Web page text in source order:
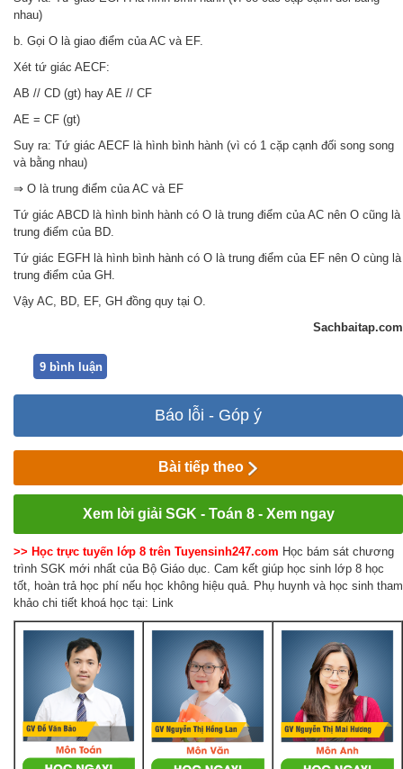
nhau)
b. Gọi O là giao điểm của AC và EF.
Xét tứ giác AECF:
AB // CD (gt) hay AE // CF
AE = CF (gt)
Suy ra: Tứ giác AECF là hình bình hành (vì có 1 cặp cạnh đối song song
và bằng nhau)
⇒ O là trung điểm của AC và EF
Tứ giác ABCD là hình bình hành có O là trung điểm của AC nên O cũng là
trung điểm của BD.
Tứ giác EGFH là hình bình hành có O là trung điểm của EF nên O cùng là
trung điểm của GH.
Vậy AC, BD, EF, GH đồng quy tại O.
Sachbaitap.com
9 bình luận
Báo lỗi - Góp ý
Bài tiếp theo
Xem lời giải SGK - Toán 8 - Xem ngay
>> Học trực tuyến lớp 8 trên Tuyensinh247.com Học bám sát chương
trình SGK mới nhất của Bộ Giáo dục. Cam kết giúp học sinh lớp 8 học
tốt, hoàn trả học phí nếu học không hiệu quả. Phụ huynh và học sinh tham
khảo chi tiết khoá học tại: Link